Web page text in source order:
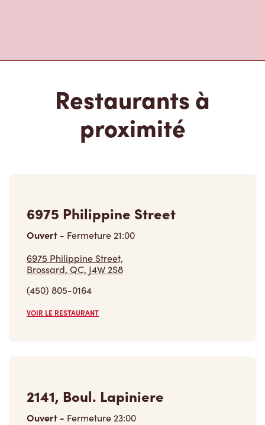
Restaurants à
proximité
6975 Philippine Street
Ouvert - Fermeture21:00
6975 Philippine Street,
Brossard, QC, J4W 2S8
(450) 805-0164
VOIR LE RESTAURANT
2141, Boul. Lapiniere
Ouvert - Fermeture23:00